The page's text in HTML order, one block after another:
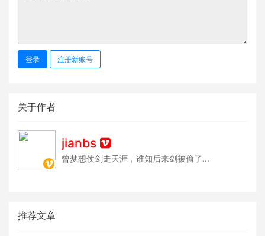
登录 注册新账号
关于作者
jianbs
曾梦想仗剑走天涯，谁知后来剑被偷了...
推荐文章